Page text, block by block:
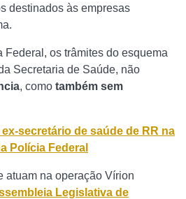
destinados às empresas
os trâmites do esquema
Secretaria de Saúde, não
, como também sem
ex-secretário de saúde de RR na
Polícia Federal
atuam na operação Vírion
Legislativa de